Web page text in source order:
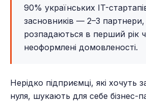
90% українських IT-
засновників — 2–3
розпадаються в перший рік
неоформлені домовленості.
Нерідко підприємці, які хочуть
нуля, шукають для себе бізнес-